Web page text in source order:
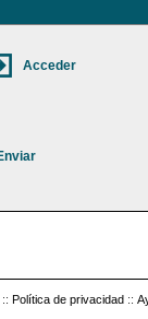
:: Política de privacidad ::